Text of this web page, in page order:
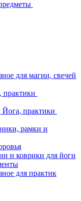
для магии, свечей
практики
рамки и
и коврики для йоги
для практик